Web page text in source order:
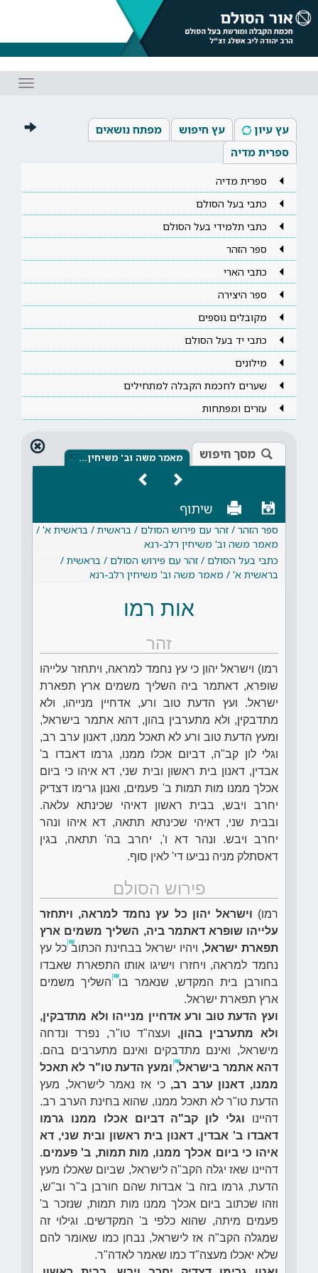
עץ עיון עץ חיפוש
מפתח נושאים
ספרית מדיה
ספרית מדיה
כתבי בעל הסולם
כתבי תלמידי בעל הסולם
ספר הזהר
כתבי הארי
ספר היצירה
מקובלים נוספים
כתבי יד בעל הסולם
מילונים
שערים לחכמת הקבלה למתחילים
עזרים ומפתחות
מסך חיפוש מאמר משה וב' משיחין… ×
שיתוף
ספר הזהר / זהר עם פירוש הסולם / בראשית / בראשית א' /
מאמר משה וב' משיחין רלב-רנא
כתבי בעל הסולם / זהר עם פירוש הסולם / בראשית /
בראשית א' / מאמר משה וב' משיחין רלב-רנא
אות רמו
זהר
רמו) וישראל יהון כי עץ נחמד למראה, ויתחזר עלייהו
שופרא, דאתמר ביה השליך משמים ארץ תפארת
ישראל. ועץ הדעת טוב ורע, אדחיין מנייהו, ולא
מתדבקין, ולא מתערבין בהון, דהא אתמר בישראל,
ומעץ הדעת טוב ורע לא תאכל ממנו, דאנון ערב רב,
וגלי לון קב"ה, דביום אכלו ממנו, גרמו דאבדו ב'
אבדין, דאנון בית ראשון ובית שני, דא איהו כי ביום
אכלך ממנו מות תמות ב' פעמים, ואנון גרימו דצדיק
יחרב ויבש, בבית ראשון דאיהי שכינתא עלאה.
ובבית שני, דאיהי שכינתא תתאה, דא איהו ונהר
יחרב ויבש. ונהר דא ו', יחרב בה' תתאה, בגין
דאסתלק מניה נביעו די' לאין סוף.
פירוש הסולם
רמו) וישראל יהון כל עץ נחמד למראה, ויתחזר
עלייהו שופרא דאתמר ביה, השליך משמים ארץ
תפארת ישראל, ויהיו ישראל בבחינת הכתובכל עץ
נחמד למראה, ויחזרו וישיגו אותו התפארת שאבדו
בחורבן בית המקדש, שנאמר בוהשליך משמים
ארץ תפארת ישראל.
ועץ הדעת טוב ורע אדחיין מנייהו ולא מתדבקין,
ולא מתערבין בהון, ועצה"ד טו"ר, נפרד ונדחה
מישראל, ואינם מתדבקים ואינם מתערבים בהם.
דהא אתמר בישראל,ומעץ הדעת טו"ר לא תאכל
ממנו, דאנון ערב רב, כי אז נאמר לישראל, מעץ
הדעת טו"ר לא תאכל ממנו, שהוא בחינת הערב רב.
דהיינו וגלי לון קב"ה דביום אכלו ממנו גרמו
דאבדו ב' אבדין, דאנון בית ראשון ובית שני, דא
איהו כי ביום אכלך ממנו, מות תמות, ב' פעמים.
דהיינו שאז יגלה הקב"ה לישראל, שביום שאכלו מעץ
הדעת, גרמו בזה ב' אבדות שהם חורבן ב"ר וב"ש,
וזהו שכתוב ביום אכלך ממנו מות תמות, שנזכר ב'
פעמים מיתה, שהוא כלפי ב' המקדשים. וגילוי זה
שמגלה הקב"ה אז לישראל, נבחן כמו שאומר להם
שלא יאכלו מעצה"ד כמו שאמר לאדה"ר.